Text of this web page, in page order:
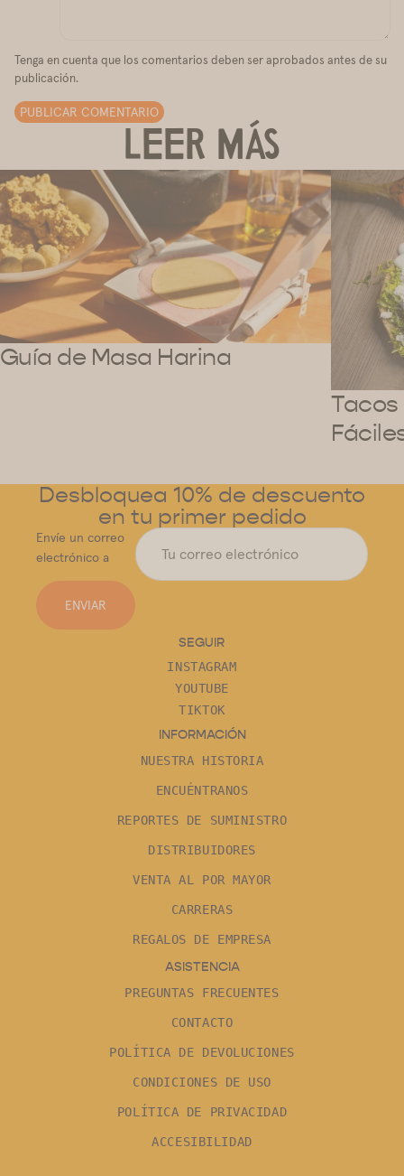
Tenga en cuenta que los comentarios deben ser aprobados antes de su
publicación.
PUBLICAR COMENTARIO
LEER MÁS
Guía de Masa Harina
Tacos
Desbloquea 10% de descuento
en tu primer pedido
Envíe un correo
electrónico a
ENVIAR
SEGUIR
INSTAGRAM
YOUTUBE
TIKTOK
INFORMACIÓN
NUESTRA HISTORIA
ENCUÉNTRANOS
REPORTES DE SUMINISTRO
DISTRIBUIDORES
VENTA AL POR MAYOR
CARRERAS
REGALOS DE EMPRESA
ASISTENCIA
PREGUNTAS FRECUENTES
CONTACTO
POLÍTICA DE DEVOLUCIONES
CONDICIONES DE USO
POLÍTICA DE PRIVACIDAD
ACCESIBILIDAD